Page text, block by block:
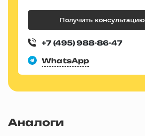
Получить консультацию
+7 (495) 988-86-47
WhatsApp
Аналоги